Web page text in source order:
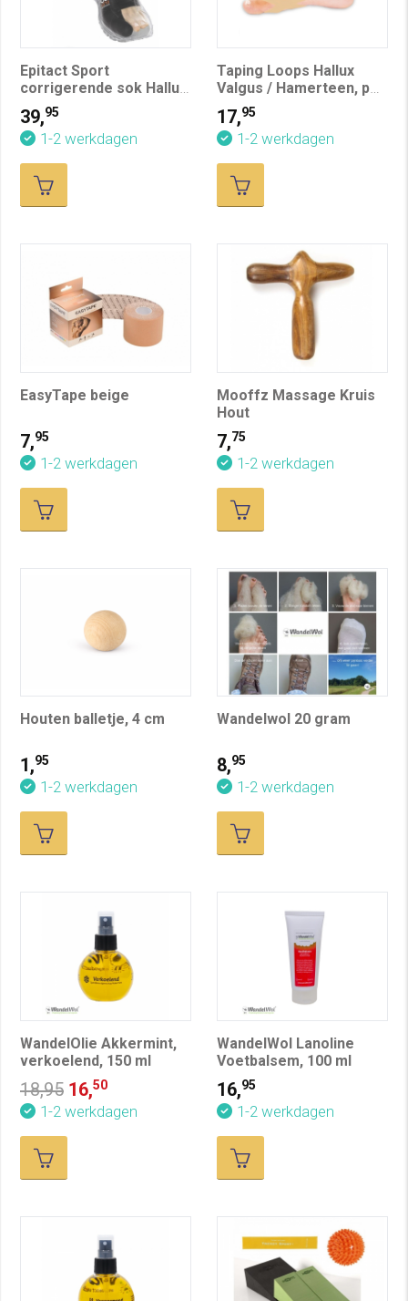
Epitact Sport
corrigerende sok Hallux
Valgus
39,95
1-2 werkdagen
Taping Loops Hallux
Valgus / Hamerteen, per
stuk
17,95
1-2 werkdagen
EasyTape beige
7,95
1-2 werkdagen
Mooffz Massage Kruis
Hout
7,75
1-2 werkdagen
Houten balletje, 4 cm
1,95
1-2 werkdagen
Wandelwol 20 gram
8,95
1-2 werkdagen
WandelOlie Akkermint,
verkoelend, 150 ml
18,95 16,50
1-2 werkdagen
WandelWol Lanoline
Voetbalsem, 100 ml
16,95
1-2 werkdagen